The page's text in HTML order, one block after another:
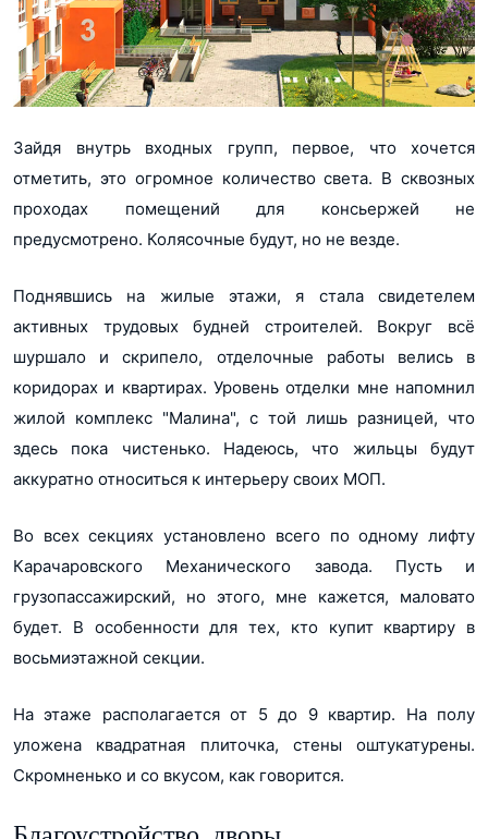
Зайдя внутрь входных групп, первое, что хочется
отметить, это огромное количество света. В сквозных
проходах помещений для консьержей не
предусмотрено. Колясочные будут, но не везде.
Поднявшись на жилые этажи, я стала свидетелем
активных трудовых будней строителей. Вокруг всё
шуршало и скрипело, отделочные работы велись в
коридорах и квартирах. Уровень отделки мне напомнил
жилой комплекс "Малина", с той лишь разницей, что
здесь пока чистенько. Надеюсь, что жильцы будут
аккуратно относиться к интерьеру своих МОП.
Во всех секциях установлено всего по одному лифту
Карачаровского Механического завода. Пусть и
грузопассажирский, но этого, мне кажется, маловато
будет. В особенности для тех, кто купит квартиру в
восьмиэтажной секции.
На этаже располагается от 5 до 9 квартир. На полу
уложена квадратная плиточка, стены оштукатурены.
Скромненько и со вкусом, как говорится.